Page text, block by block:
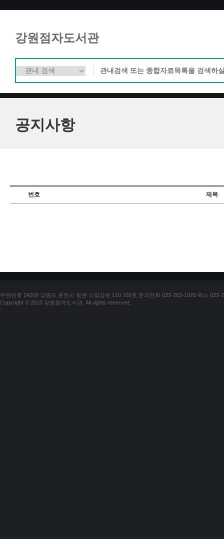
강원점자도서관
공지사항
번호 제목
우편번호 24209 강원도 춘천시 동면 소양강로 110 102호 문의전화 033-262-1920 팩스 033-
Copyright © 2015 강원점자도서관. All rights reserved.